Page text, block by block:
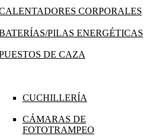
CORPORALES
PILAS ENERGÉTICAS
DE CAZA
CUCHILLERÍA
CÁMARAS DE
FOTOTRAMPEO